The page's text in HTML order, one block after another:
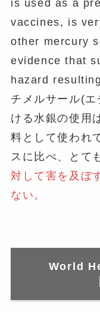
is used as a
vaccines, is
other mercury
evidence that
hazard resulting
チメルサール(
ける水銀の使用
料として使われ
スに比べ、とて
対して害を及ぼ
ない。
World